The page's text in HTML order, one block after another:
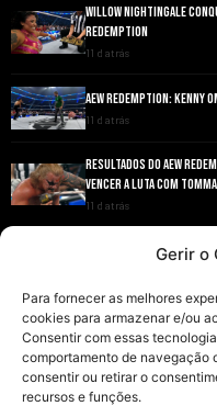
Gerir o
Para fornecer as melhores
cookies para armazenar e/ou
Consentir com essas
comportamento de navegação
consentir ou retirar o
recursos e funções.
WILLOW NIGHTINGALE
REDEMPTION
11 d atrás
AEW REDEMPTION: KENNY
11 d atrás
RESULTADOS DO AEW
VENCER A LUTA COM
11 d atrás
ANDRADE EL IDOLO